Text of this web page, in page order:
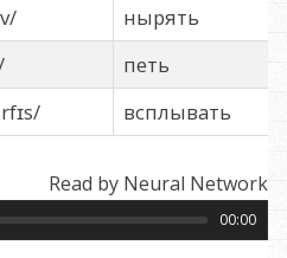
нырять
петь
всплывать
Read by Neural Network
00:00